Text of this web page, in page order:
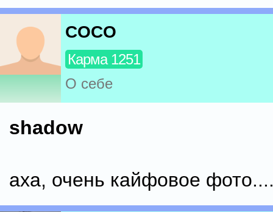
COCO
Карма 1251
О себе
shadow
аха, очень кайфовое